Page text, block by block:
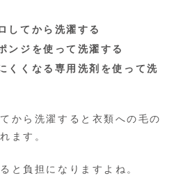
してから洗濯する
ンジを使って洗濯する
くくなる専用洗剤を使って洗
から洗濯すると衣類への毛の
ます。
と負担になりますよね。